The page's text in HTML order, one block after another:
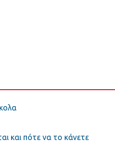
και πότε να το κάνετε